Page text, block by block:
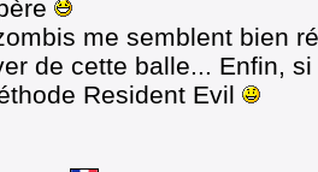
me semblent bien
de cette balle... Enfin,
Resident Evil